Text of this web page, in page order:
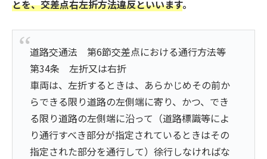
とを、交差点右左折方法違反といいます。
道路交通法 第6節交差点における通行方法等
第34条 左折又は右折
車両は、左折するときは、あらかじめその前か
らできる限り道路の左側端に寄り、かつ、でき
る限り道路の左側端に沿って（道路標識等によ
り通行すべき部分が指定されているときはその
指定された部分を通行して）徐行しなければな